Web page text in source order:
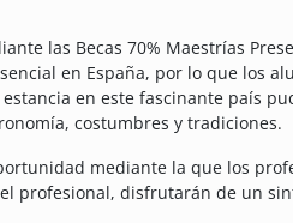
las Becas 70% Maestrías
en España, por lo que los
en este fascinante país
costumbres y tradiciones.
mediante la que los
profesional, disfrutarán de un